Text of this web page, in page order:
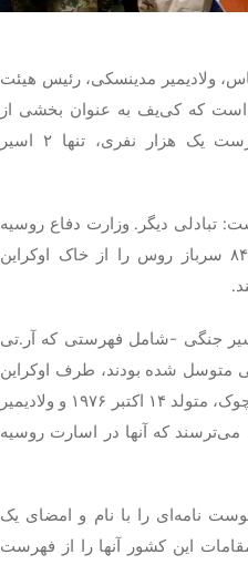
ولادیمیر مدینسکی، رئیس هیئت
است که کی‌یف به عنوان بخشی از
توافق تبادل اسرای جنگی، از فهرست یک هزار نفری، تنها ۲ اسیر
تبادلی دیگر. وزارت دفاع روسیه
در ازای ۸۴ اسیر جنگی اوکراینی، ۸۴ سرباز روس را از خاک اوکراین
جنگی -شامل فهرستی که آر.تی
متوسل شده بودند، طرف اوکراین
تنها دو نفر را پذیرفت؛ «الکساندر بویچوک، متولد ۱۴ اکتبر ۱۹۷۶ و ولادیمیر
۱۶ فوریه ۱۹۸۲. شاید می‌ترسند که آنها در اسارت روسیه
نامه‌ای را با نام و امضای یک
این کشور آنها را از فهرست